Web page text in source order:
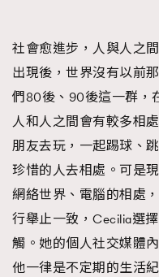
社會愈進步，人與人之
出現後，世界沒有以前
們80後、90後這一群，
人和人之間會有較多相
朋友去玩，一起踢球、
珍惜的人去相處。可是
網絡世界、電腦的相處
行舉止一致，Cecilia選
觸。她的個人社交媒體
他一律是不定期的生活